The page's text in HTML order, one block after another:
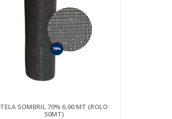
TELA SOMBRIL 70% 6,00 MT (ROLO
50MT)